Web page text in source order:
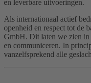
en leverbare uitvoeringen.
Als internationaal actief
openheid en respect tot de
GmbH. Dit laten we zien in
en communiceren. In
vanzelfsprekend alle